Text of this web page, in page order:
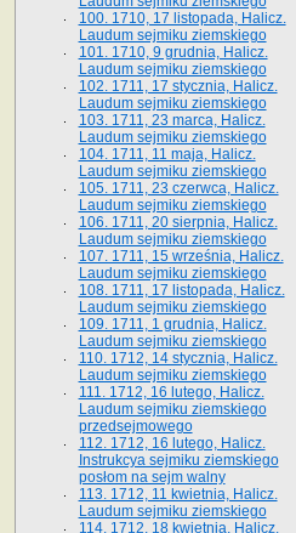
100. 1710, 17 listopada, Halicz.
Laudum sejmiku ziemskiego
101. 1710, 9 grudnia, Halicz.
Laudum sejmiku ziemskiego
102. 1711, 17 stycznia, Halicz.
Laudum sejmiku ziemskiego
103. 1711, 23 marca, Halicz.
Laudum sejmiku ziemskiego
104. 1711, 11 maja, Halicz.
Laudum sejmiku ziemskiego
105. 1711, 23 czerwca, Halicz.
Laudum sejmiku ziemskiego
106. 1711, 20 sierpnia, Halicz.
Laudum sejmiku ziemskiego
107. 1711, 15 września, Halicz.
Laudum sejmiku ziemskiego
108. 1711, 17 listopada, Halicz.
Laudum sejmiku ziemskiego
109. 1711, 1 grudnia, Halicz.
Laudum sejmiku ziemskiego
110. 1712, 14 stycznia, Halicz.
Laudum sejmiku ziemskiego
111. 1712, 16 lutego, Halicz.
Laudum sejmiku ziemskiego
przedsejmowego
112. 1712, 16 lutego, Halicz.
Instrukcya sejmiku ziemskiego
posłom na sejm walny
113. 1712, 11 kwietnia, Halicz.
Laudum sejmiku ziemskiego
114. 1712, 18 kwietnia, Halicz.